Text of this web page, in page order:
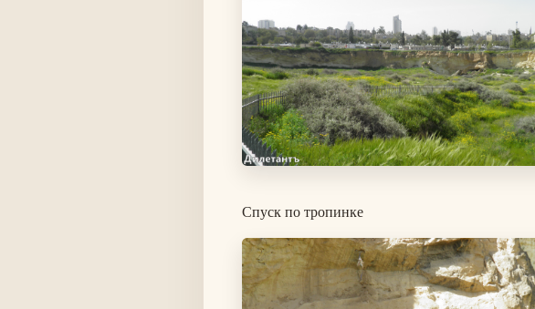
Спуск по тропинке
Изображение